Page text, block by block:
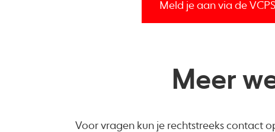
Meld je aan via de
Meer
Voor vragen kun je rechtstreeks contact